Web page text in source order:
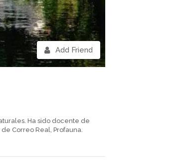
Add Friend
Ha sido docente de
Correo Real, Profauna.